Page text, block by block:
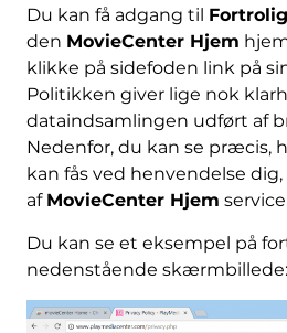
Du kan få adgang til
den MovieCenter Hjem
klikke på sidefoden link på
Politikken giver lige nok
dataindsamlingen udført af
Nedenfor, du kan se præcis,
kan fås ved henvendelse
af MovieCenter Hjem
Du kan se et eksempel på
nedenstående skærmbillede: